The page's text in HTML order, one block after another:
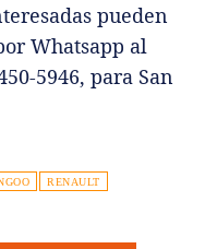
pueden
Whatsapp al
5946, para San
RENAULT